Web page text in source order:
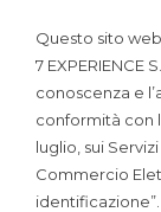
Questo sito web
7 EXPERIENCE
conoscenza e
conformità con
luglio, sui
Commercio
identificazione”.